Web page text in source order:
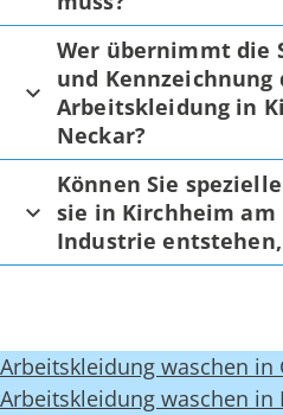
Wer übernimmt die
und Kennzeichnung
Arbeitskleidung in
Neckar?
Können Sie
sie in Kirchheim am
Industrie
Arbeitskleidung waschen in
Arbeitskleidung waschen in